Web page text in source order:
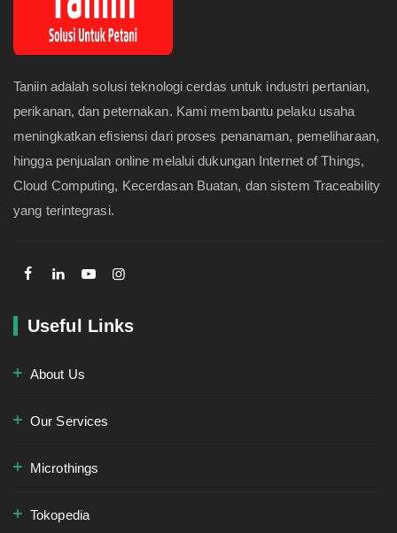
Taniin adalah solusi teknologi cerdas untuk industri pertanian,
perikanan, dan peternakan. Kami membantu pelaku usaha
meningkatkan efisiensi dari proses penanaman, pemeliharaan,
hingga penjualan online melalui dukungan Internet of Things,
Cloud Computing, Kecerdasan Buatan, dan sistem Traceability
yang terintegrasi.
Useful Links
About Us
Our Services
Microthings
Tokopedia